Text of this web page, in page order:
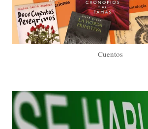
Cuentos